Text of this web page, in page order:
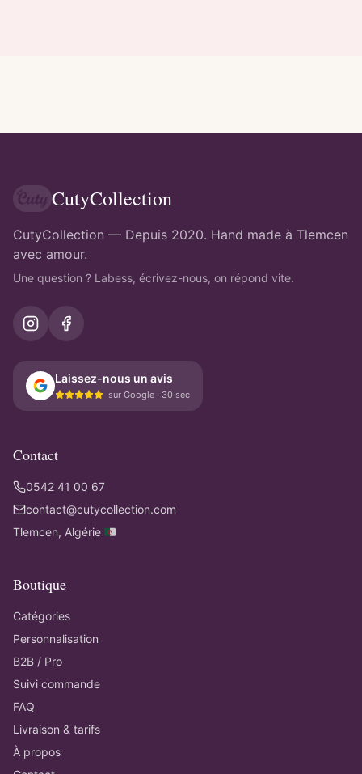
CutyCollection
CutyCollection — Depuis 2020. Hand made à Tlemcen
avec amour.
Une question ? Labess, écrivez-nous, on répond vite.
Laissez-nous un avis
sur Google · 30 sec
Contact
0542 41 00 67
contact@cutycollection.com
Tlemcen, Algérie 🇩🇿
Boutique
Catégories
Personnalisation
B2B / Pro
Suivi commande
FAQ
Livraison & tarifs
À propos